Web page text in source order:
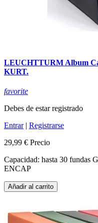
LEUCHTTURM Album
KURT.
favorite
Debes de estar registrado
Entrar| Registrarse
29,99 € Precio
Capacidad: hasta 30 fundas
ENCAP
Añadir al carrito